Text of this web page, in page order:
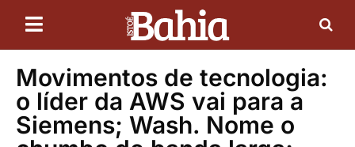
Movimentos de tecnologia:
o líder da AWS vai para a
Siemens; Wash. Nome o